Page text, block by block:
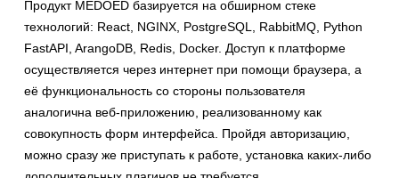
Продукт MEDOED базируется на обширном стеке
технологий: React, NGINX, PostgreSQL, RabbitMQ, Python
FastAPI, ArangoDB, Redis, Docker. Доступ к платформе
осуществляется через интернет при помощи браузера, а
её функциональность со стороны пользователя
аналогична веб-приложению, реализованному как
совокупность форм интерфейса. Пройдя авторизацию,
можно сразу же приступать к работе, установка каких-либо